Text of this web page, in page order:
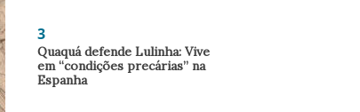
3
Quaquá defende Lulinha: Vive
em “condições precárias” na
Espanha